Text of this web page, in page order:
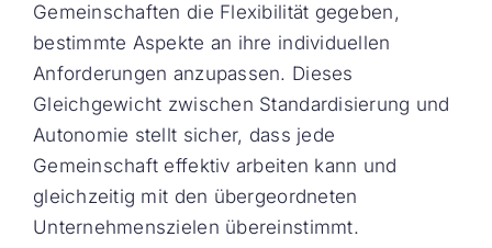
Gemeinschaften die Flexibilität gegeben,
bestimmte Aspekte an ihre individuellen
Anforderungen anzupassen. Dieses
Gleichgewicht zwischen Standardisierung und
Autonomie stellt sicher, dass jede
Gemeinschaft effektiv arbeiten kann und
gleichzeitig mit den übergeordneten
Unternehmenszielen übereinstimmt.